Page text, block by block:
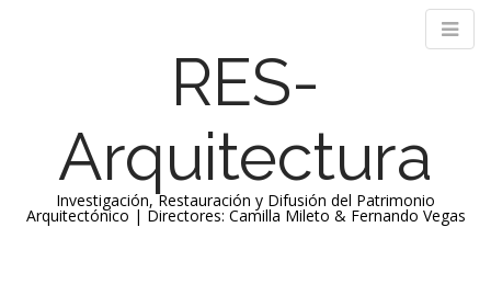
RES-
Arquitectura
Investigación, Restauración y Difusión del Patrimonio
Arquitectónico | Directores: Camilla Mileto & Fernando Vegas